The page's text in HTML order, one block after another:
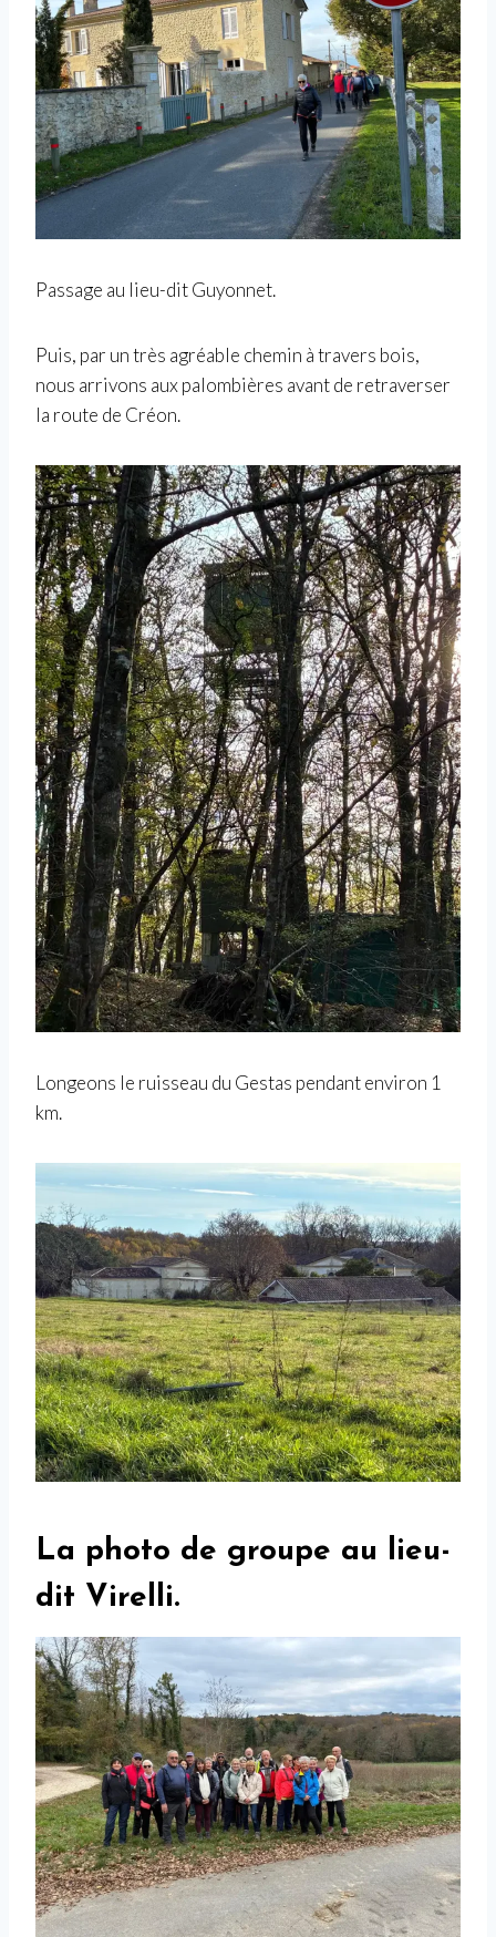
Passage au lieu-dit Guyonnet.
Puis, par un très agréable chemin à travers bois,
nous arrivons aux palombières avant de retraverser
la route de Créon.
Longeons le ruisseau du Gestas pendant environ 1
km.
La photo de groupe au lieu-
dit Virelli.